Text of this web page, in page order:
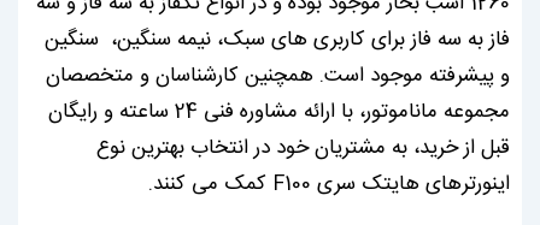
فاز به سه فاز برای کاربری های سبک، نیمه سنگین، سنگین
و پیشرفته موجود است. همچنین کارشناسان و متخصصان
مجموعه ماناموتور، با ارائه مشاوره فنی 24 ساعته و رایگان
قبل از خرید، به مشتریان خود در انتخاب بهترین نوع
اینورترهای هایتک سری F100 کمک می کنند.